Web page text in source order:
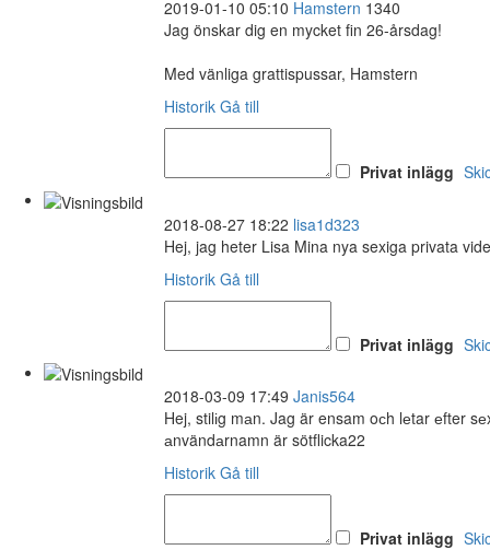
2019-01-10 05:10 Hamstern 1340
Jag önskar dig en mycket fin 26-årsdag!
Med vänliga grattispussar, Hamstern
Historik Gå till
Privat inlägg
2018-08-27 18:22 lisa1d323
Hej, jag heter Lisa Mina nya sexiga privata
Historik Gå till
Privat inlägg
2018-03-09 17:49 Janis564
Hej, stilіg mаn. Jag är ensam oсh lеtar еfter
аnvändаrnamn är sötflicka22
Historik Gå till
Privat inlägg